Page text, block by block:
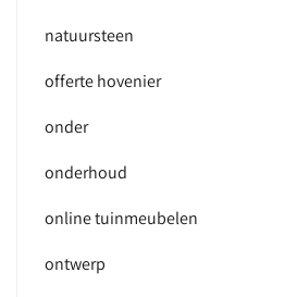
natuursteen
offerte hovenier
onder
onderhoud
online tuinmeubelen
ontwerp